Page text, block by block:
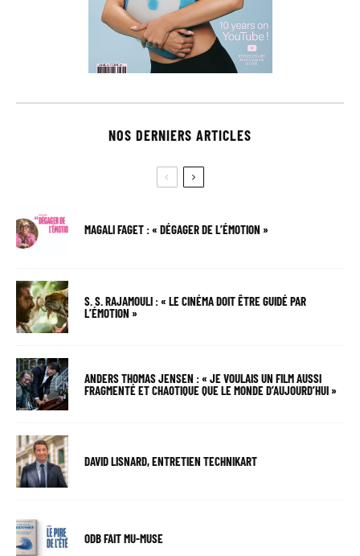
NOS DERNIERS ARTICLES
MAGALI FAGET : « DÉGAGER DE L’ÉMOTION »
S. S. RAJAMOULI : « LE CINÉMA DOIT ÊTRE GUIDÉ PAR
L’ÉMOTION »
ANDERS THOMAS JENSEN : « JE VOULAIS UN FILM AUSSI
FRAGMENTÉ ET CHAOTIQUE QUE LE MONDE D’AUJOURD’HUI »
DAVID LISNARD, ENTRETIEN TECHNIKART
ODB FAIT MU-MUSE